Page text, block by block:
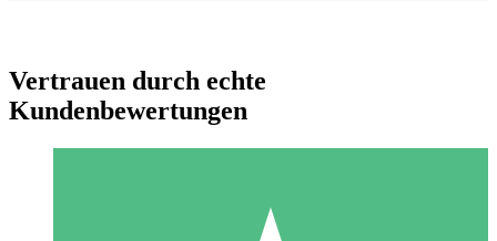
Vertrauen durch echte
Kundenbewertungen